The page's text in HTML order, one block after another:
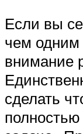
Если вы
чем
внимание
сделать
полностью